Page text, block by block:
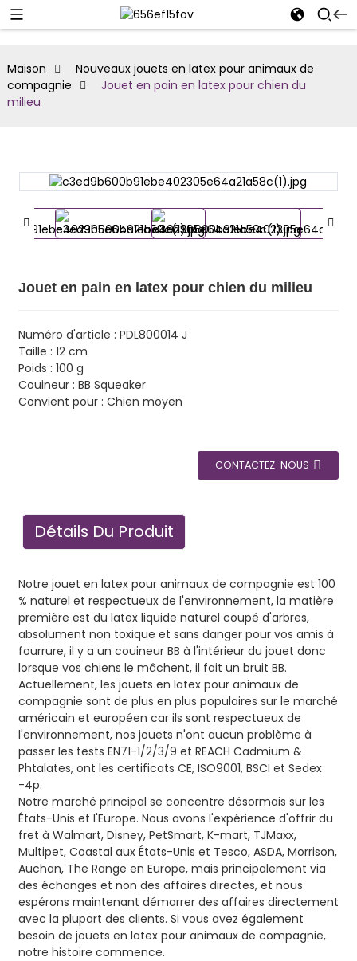
Maison
Nouveaux jouets en latex pour animaux de
compagnie
Jouet en pain en latex pour chien du
milieu
Jouet en pain en latex pour chien du milieu
Numéro d'article : PDL800014 J
Taille : 12 cm
Poids : 100 g
Couineur : BB Squeaker
Convient pour : Chien moyen
CONTACTEZ-NOUS
Détails Du Produit
Notre jouet en latex pour animaux de compagnie est 100
% naturel et respectueux de l'environnement, la matière
première est du latex liquide naturel coupé d'arbres,
absolument non toxique et sans danger pour vos amis à
fourrure, il y a un couineur BB à l'intérieur du jouet donc
lorsque vos chiens le mâchent, il fait un bruit BB.
Actuellement, les jouets en latex pour animaux de
compagnie sont de plus en plus populaires sur le marché
américain et européen car ils sont respectueux de
l'environnement, nos jouets n'ont aucun problème à
passer les tests EN71-1/2/3/9 et REACH Cadmium &
Phtalates, ont les certificats CE, ISO9001, BSCI et Sedex
-4p.
Notre marché principal se concentre désormais sur les
États-Unis et l'Europe. Nous avons l'expérience d'offrir du
fret à Walmart, Disney, PetSmart, K-mart, TJMaxx,
Multipet, Coastal aux États-Unis et Tesco, ASDA, Morrison,
Auchan, The Range en Europe, mais principalement via
des échanges et non des affaires directes, et nous
espérons maintenant démarrer des affaires directement
avec la plupart des clients. Si vous avez également
besoin de jouets en latex pour animaux de compagnie,
notre histoire commence.